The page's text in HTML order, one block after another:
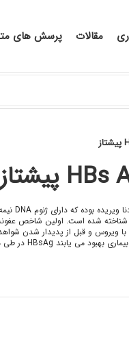
مقالات پرسش های
ویروس و قبل از پدیدار شدن